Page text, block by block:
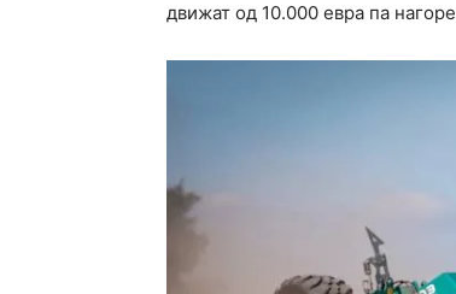
движат од 10.000 евра па нагоре